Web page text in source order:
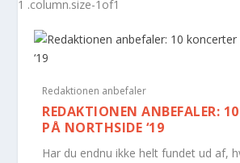
Redaktionen anbefaler
REDAKTIONEN ANBEFALER:
PÅ NORTHSIDE ‘19
Har du endnu ikke helt fundet ud af,